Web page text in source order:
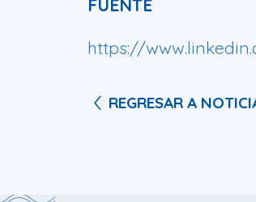
FUENTE
https://
REGRESAR A